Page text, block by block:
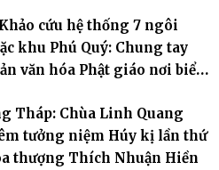
pháp quyến cùng đông đảo thiện tín
tràng, th
cứu hệ thống 7 ngôi
khu Phú Quý: Chung tay
văn hóa Phật giáo nơi biển
Tháp: Chùa Linh Quang
tưởng niệm Húy kị lần thứ
thượng Thích Nhuận Hiền